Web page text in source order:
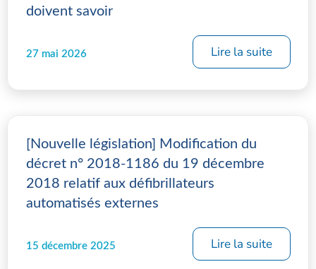
doivent savoir
27 mai 2026 Lire la suite
[Nouvelle législation] Modification du
décret n° 2018-1186 du 19 décembre
2018 relatif aux défibrillateurs
automatisés externes
15 décembre 2025 Lire la suite